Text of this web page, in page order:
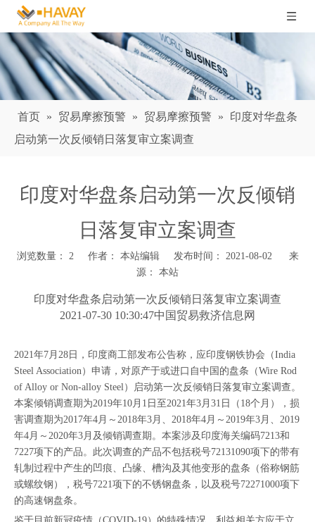
首页 » 贸易摩擦预警 » 贸易摩擦预警 »
印度对华盘条
启动第一次反倾销日落复审立案调查
印度对华盘条启动第一次反倾销
日落复审立案调查
浏览数量： 2 作者： 本站编辑 发布时间： 2021-08-02 来
源： 本站
["wechat","weibo","qzone","douban","email"]
印度对华盘条启动第一次反倾销日落复审立案调查
2021-07-30 10:30:47中国贸易救济信息网
2021年7月28日，印度商工部发布公告称，应印度钢铁协会（India
Steel Association）申请，对原产于或进口自中国的盘条（Wire Rod
of Alloy or Non-alloy Steel）启动第一次反倾销日落复审立案调查。
本案倾销调查期为2019年10月1日至2021年3月31日（18个月），损
害调查期为2017年4月～2018年3月、2018年4月～2019年3月、2019
年4月～2020年3月及倾销调查期。本案涉及印度海关编码7213和
7227项下的产品。此次调查的产品不包括税号72131090项下的带有
轧制过程中产生的凹痕、凸缘、槽沟及其他变形的盘条（俗称钢筋
或螺纹钢），税号7221项下的不锈钢盘条，以及税号72271000项下
的高速钢盘条。